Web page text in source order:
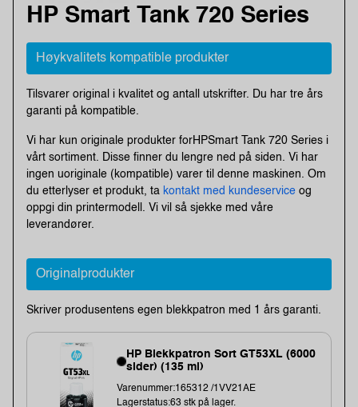
HP Smart Tank 720 Series
Høykvalitets kompatible produkter
Tilsvarer original i kvalitet og antall utskrifter. Du har tre års
garanti på kompatible.
Vi har kun originale produkter forHPSmart Tank 720 Series i
vårt sortiment. Disse finner du lengre ned på siden. Vi har
ingen uoriginale (kompatible) varer til denne maskinen. Om
du etterlyser et produkt, ta kontakt med kundeservice og
oppgi din printermodell. Vi vil så sjekke med våre
leverandører.
Originalprodukter
Skriver produsentens egen blekkpatron med 1 års garanti.
HP Blekkpatron Sort GT53XL (6000
sider) (135 ml)
Varenummer:165312 /1VV21AE
Lagerstatus:63 stk på lager.